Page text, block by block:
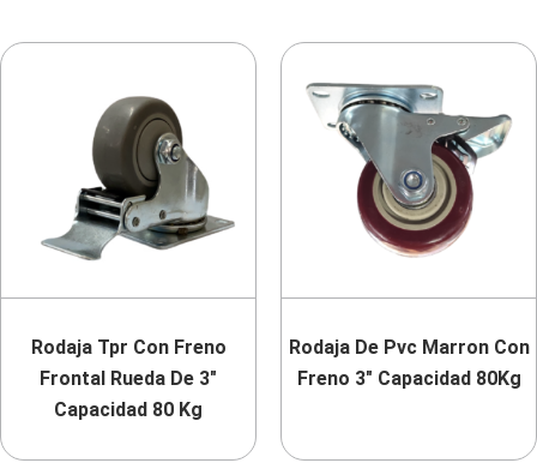
Rodaja Tpr Con Freno
Frontal Rueda De 3″
Capacidad 80 Kg
Rodaja De Pvc Marron Con
Freno 3″ Capacidad 80Kg